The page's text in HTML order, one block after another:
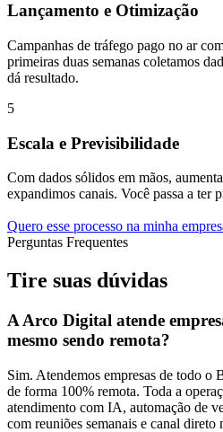
Lançamento e Otimização
Campanhas de tráfego pago no ar
primeiras duas semanas coletamos
dá resultado.
5
Escala e Previsibilidade
Com dados sólidos em mãos,
expandimos canais. Você passa a ter
Quero esse processo na minha
Perguntas Frequentes
Tire suas dúvidas
A Arco Digital atende
mesmo sendo remota?
Sim. Atendemos empresas de todo
de forma 100% remota. Toda a
atendimento com IA, automação de
com reuniões semanais e canal direto